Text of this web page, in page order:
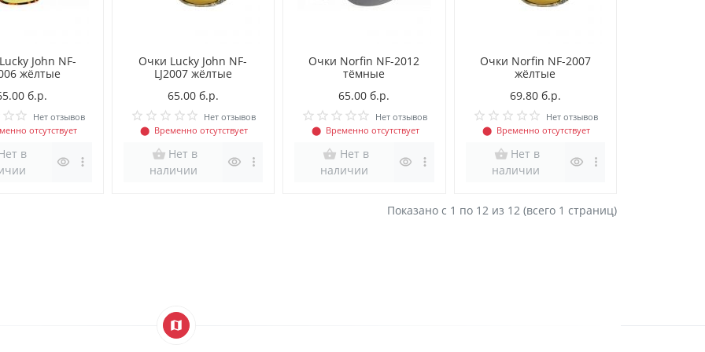
John NF-
жёлтые
б.р.
Нет отзывов
отсутствует
в
Очки Lucky John NF-
LJ2007 жёлтые
65.00 б.р.
Нет отзывов
⬤ Временно отсутствует
Нет в
наличии
Очки Norfin NF-2012
тёмные
65.00 б.р.
Нет отзывов
⬤ Временно отсутствует
Нет в
наличии
Очки Norfin NF-2007
жёлтые
69.80 б.р.
Нет отзывов
⬤ Временно отсутствует
Нет в
наличии
Показано с 1 по 12 из 12 (всего 1 страниц)